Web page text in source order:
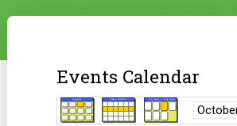
Events Calendar